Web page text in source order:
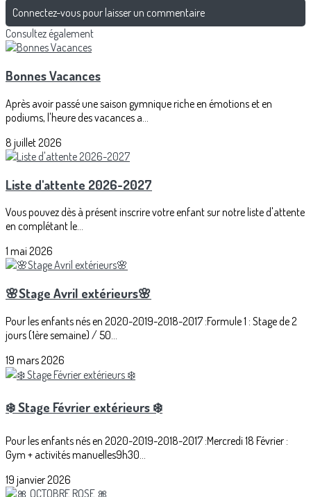
Connectez-vous pour laisser un commentaire
Consultez également
Bonnes Vacances
Après avoir passé une saison gymnique riche en émotions et en
podiums, l'heure des vacances a...
8 juillet 2026
Liste d'attente 2026-2027
Vous pouvez dès à présent inscrire votre enfant sur notre liste d'attente
en complétant le...
1 mai 2026
🌸Stage Avril extérieurs🌸
Pour les enfants nés en 2020-2019-2018-2017 :Formule 1 : Stage de 2
jours (1ère semaine) / 50...
19 mars 2026
❄️ Stage Février extérieurs ❄️
Pour les enfants nés en 2020-2019-2018-2017 :Mercredi 18 Février :
Gym + activités manuelles9h30...
19 janvier 2026